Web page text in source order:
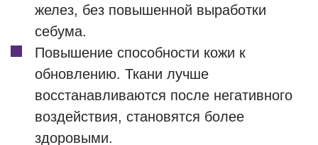
желез, без повышенной выработки
себума.
Повышение способности кожи к
обновлению. Ткани лучше
восстанавливаются после негативного
воздействия, становятся более
здоровыми.